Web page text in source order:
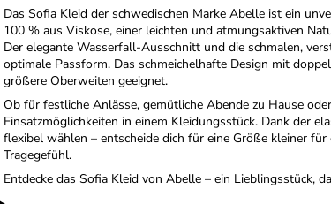
Das Sofia Kleid der schwedischen Marke Abelle ist ein
100 % aus Viskose, einer leichten und atmungsaktiven
Der elegante Wasserfall-Ausschnitt und die schmalen,
optimale Passform. Das schmeichelhafte Design mit
größere Oberweiten geeignet.
Ob für festliche Anlässe, gemütliche Abende zu Hause
Einsatzmöglichkeiten in einem Kleidungsstück. Dank der
flexibel wählen – entscheide dich für eine Größe kleiner
Tragegefühl.
Entdecke das Sofia Kleid von Abelle – ein Lieblingsstück,